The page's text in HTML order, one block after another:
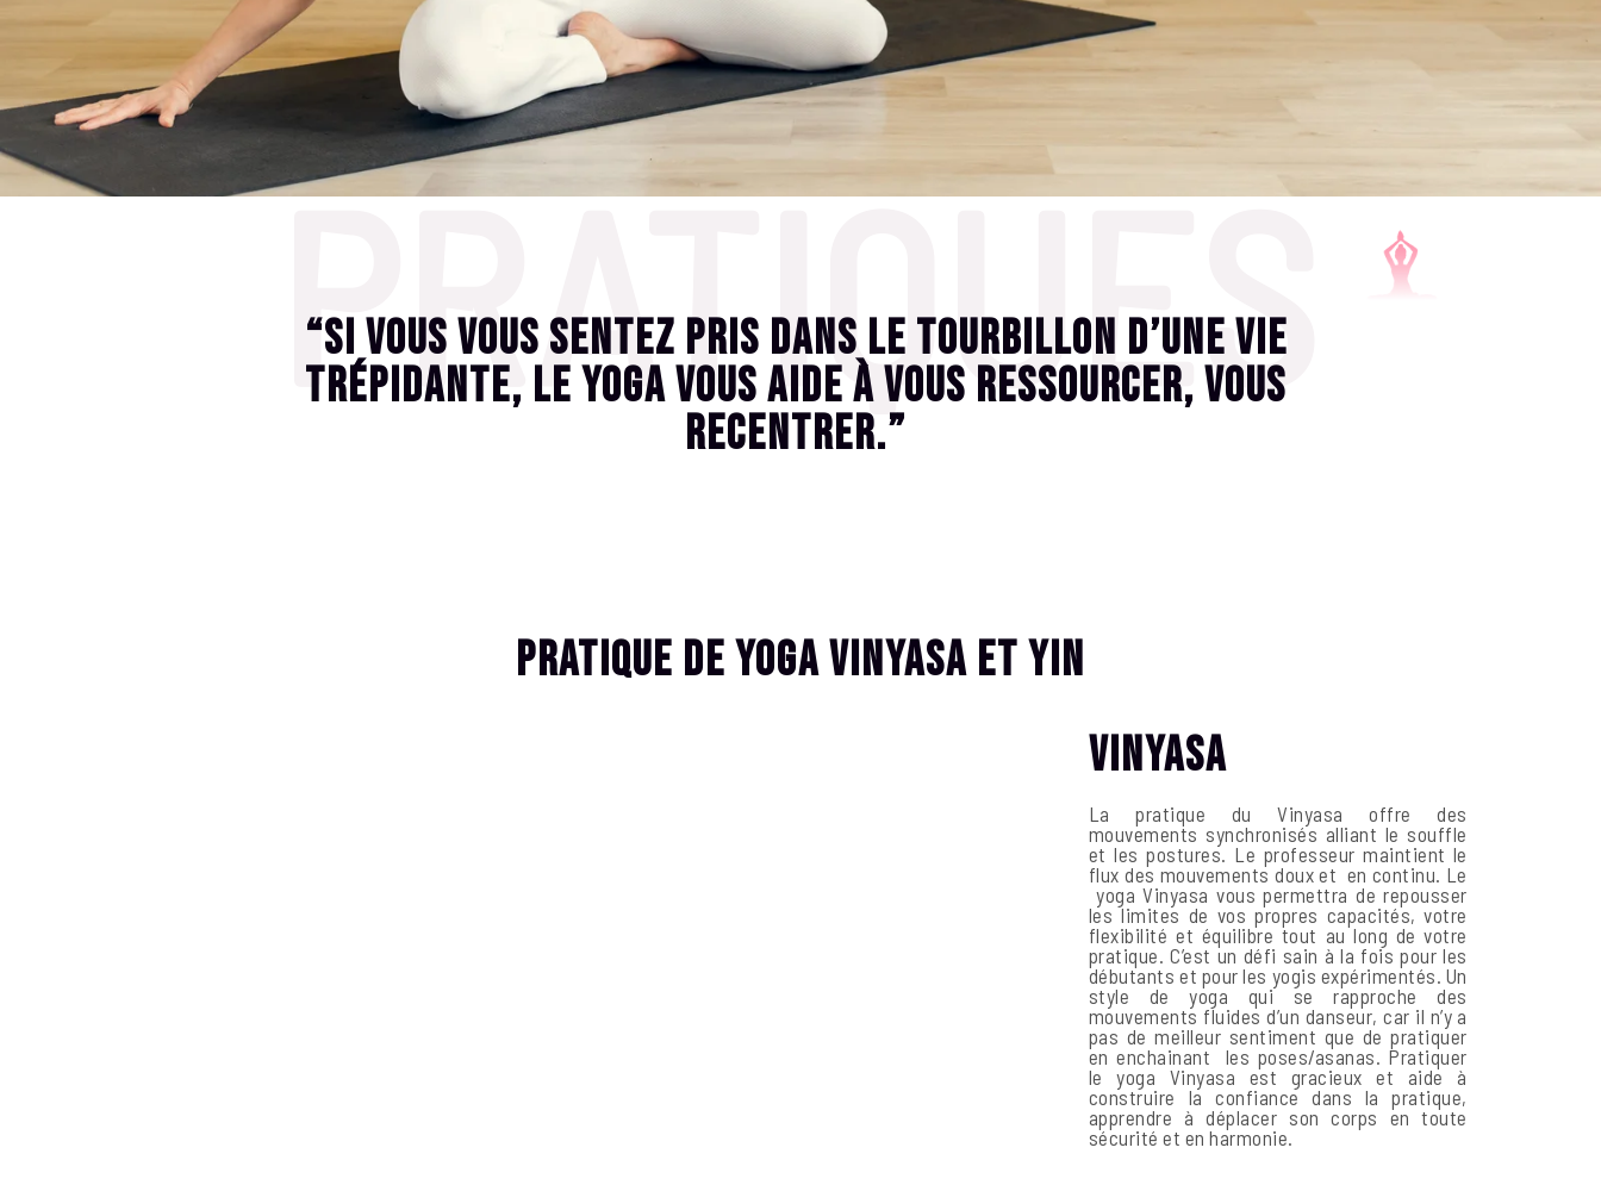
PRATIQUES
“Si vous vous sentez pris dans le tourbillon d’une vie
trépidante, le yoga vous aide à vous ressourcer, vous
recentrer.”
Pratique de yoga Vinyasa et Yin
Vinyasa
La pratique du Vinyasa offre des
mouvements synchronisés alliant le souffle
et les postures. Le professeur maintient le
flux des mouvements doux et en continu. Le
yoga Vinyasa vous permettra de repousser
les limites de vos propres capacités, votre
flexibilité et équilibre tout au long de votre
pratique. C’est un défi sain à la fois pour les
débutants et pour les yogis expérimentés. Un
style de yoga qui se rapproche des
mouvements fluides d’un danseur, car il n’y a
pas de meilleur sentiment que de pratiquer
en enchainant les poses/asanas. Pratiquer
le yoga Vinyasa est gracieux et aide à
construire la confiance dans la pratique,
apprendre à déplacer son corps en toute
sécurité et en harmonie.